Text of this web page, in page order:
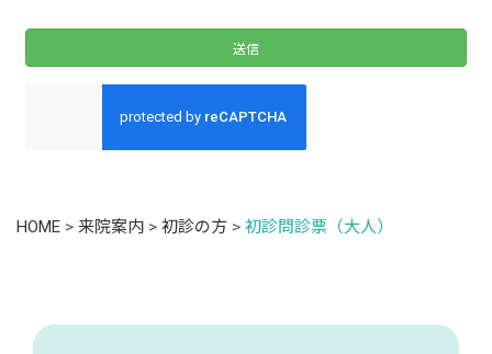
HOME > 来院案内 > 初診の方 > 初診問診票（大人）